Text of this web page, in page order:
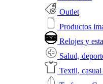
Outlet
Productos
Relojes y
Salud,
Textil,